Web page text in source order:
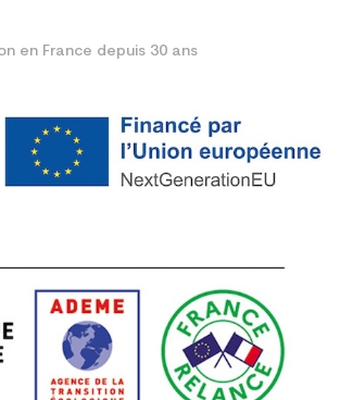
en France depuis 30 ans